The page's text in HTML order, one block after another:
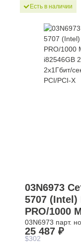
Есть в наличии
03N6973
5707 (Intel)
PRO/1000
i82546GB
2x1Гбит/
03N6973 парт.
25 487 ₽
$302